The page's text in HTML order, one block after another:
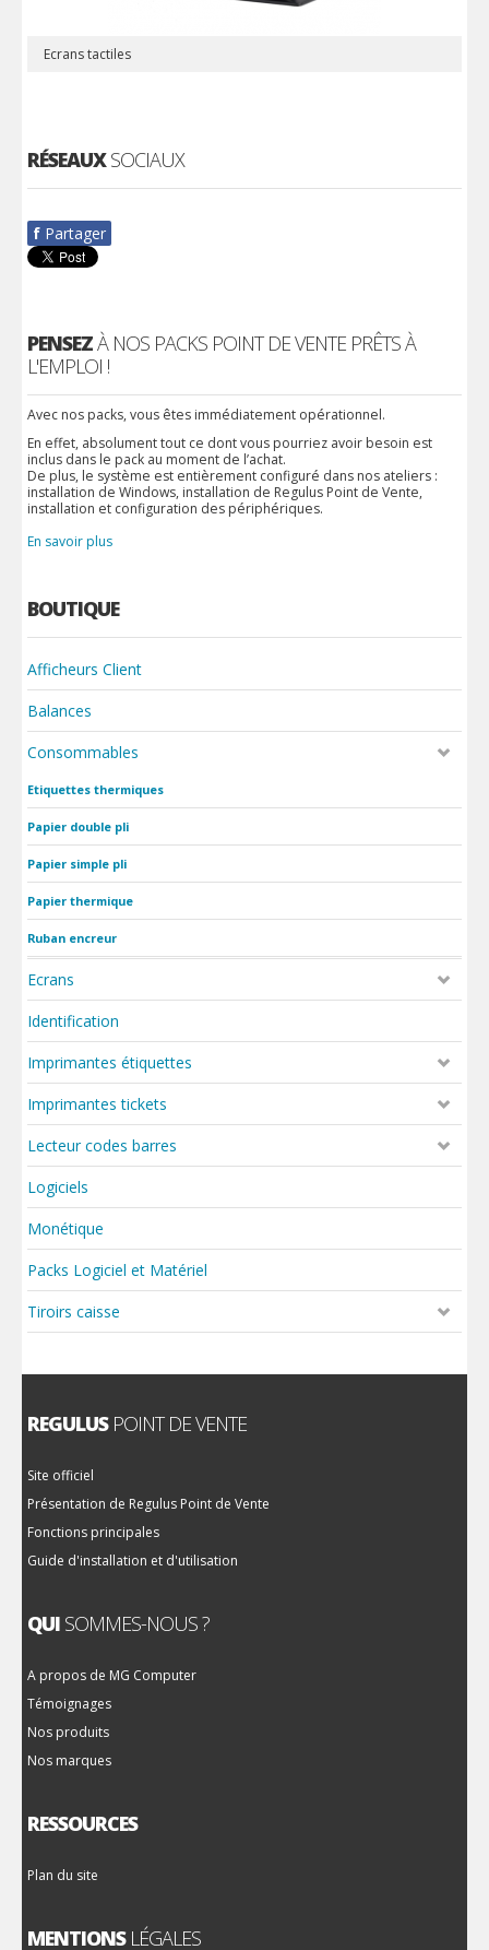
Ecrans tactiles
RÉSEAUXSOCIAUX
f Partager
PENSEZÀ NOS PACKS POINT DE VENTE PRÊTS À
L'EMPLOI !
Avec nos packs, vous êtes immédiatement opérationnel.
En effet, absolument tout ce dont vous pourriez avoir besoin est
inclus dans le pack au moment de l’achat.
De plus, le système est entièrement configuré dans nos ateliers :
installation de Windows, installation de Regulus Point de Vente,
installation et configuration des périphériques.
En savoir plus
BOUTIQUE
Afficheurs Client
Balances
Consommables
Etiquettes thermiques
Papier double pli
Papier simple pli
Papier thermique
Ruban encreur
Ecrans
Identification
Imprimantes étiquettes
Imprimantes tickets
Lecteur codes barres
Logiciels
Monétique
Packs Logiciel et Matériel
Tiroirs caisse
REGULUSPOINT DE VENTE
Site officiel
Présentation de Regulus Point de Vente
Fonctions principales
Guide d'installation et d'utilisation
QUI SOMMES-NOUS ?
A propos de MG Computer
Témoignages
Nos produits
Nos marques
RESSOURCES
Plan du site
MENTIONSLÉGALES